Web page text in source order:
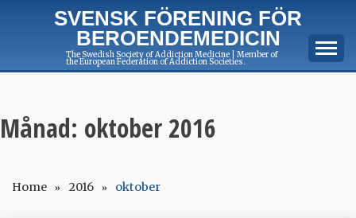
SVENSK FÖRENING FÖR
BEROENDEMEDICIN
The Swedish Society of Addiction Medicine | Member of
the European Federation of Addiction Societies.
Månad: oktober 2016
Home 2016 oktober